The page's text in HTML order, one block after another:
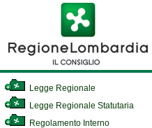
Legge Regionale
Legge Regionale Statutaria
Regolamento Interno